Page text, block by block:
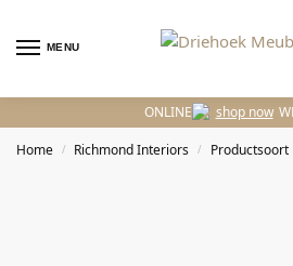
MENU
ONLINE
Home / Richmond Interiors / Productsoort